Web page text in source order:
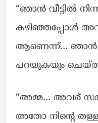
“ഞാൻ വീട്ടിൽ
കഴിഞ്ഞപ്പോൾ
ആണെന്ന്… ഞാൻ
പറയുകയും
“അമ്മ… അവര്
അതോ നിന്റെ